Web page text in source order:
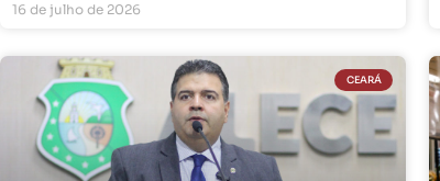
16 de julho de 2026
CEARÁ